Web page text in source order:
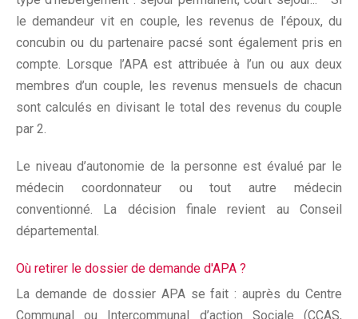
le demandeur vit en couple, les revenus de l’époux, du
concubin ou du partenaire pacsé sont également pris en
compte. Lorsque l’APA est attribuée à l’un ou aux deux
membres d’un couple, les revenus mensuels de chacun
sont calculés en divisant le total des revenus du couple
par 2.
Le niveau d’autonomie de la personne est évalué par le
médecin coordonnateur ou tout autre médecin
conventionné. La décision finale revient au Conseil
départemental.
Où retirer le dossier de demande d'APA ?
La demande de dossier APA se fait : auprès du Centre
Communal ou Intercommunal d’action Sociale (CCAS,